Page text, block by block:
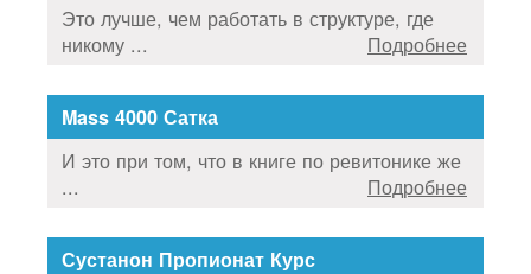
Это лучше, чем работать в структуре, где
никому ...
Подробнее
Mass 4000 Сатка
И это при том, что в книге по ревитонике же
...
Подробнее
Сустанон Пропионат Курс